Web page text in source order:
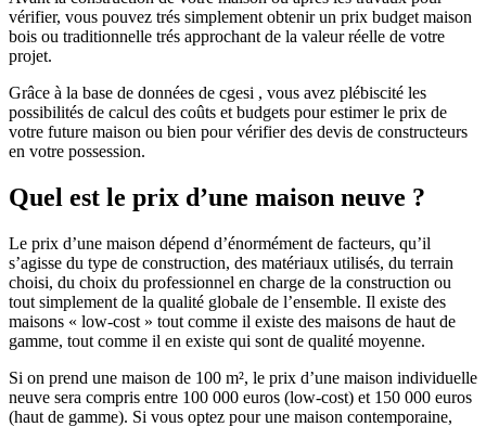
vérifier, vous pouvez trés simplement obtenir un prix budget maison
bois ou traditionnelle trés approchant de la valeur réelle de votre
projet.
Grâce à la base de données de cgesi , vous avez plébiscité les
possibilités de calcul des coûts et budgets pour estimer le prix de
votre future maison ou bien pour vérifier des devis de constructeurs
en votre possession.
Quel est le prix d’une maison neuve ?
Le prix d’une maison dépend d’énormément de facteurs, qu’il
s’agisse du type de construction, des matériaux utilisés, du terrain
choisi, du choix du professionnel en charge de la construction ou
tout simplement de la qualité globale de l’ensemble. Il existe des
maisons « low-cost » tout comme il existe des maisons de haut de
gamme, tout comme il en existe qui sont de qualité moyenne.
Si on prend une maison de 100 m², le prix d’une maison individuelle
neuve sera compris entre 100 000 euros (low-cost) et 150 000 euros
(haut de gamme). Si vous optez pour une maison contemporaine,